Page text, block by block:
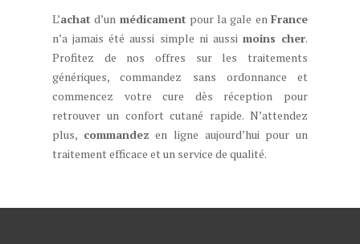
L’achat d’un médicament pour la gale enFrance
n’a jamais été aussi simple ni aussi moins cher.
Profitez de nos offres sur les traitements
génériques, commandez sans ordonnance et
commencez votre cure dès réception pour
retrouver un confort cutané rapide. N’attendez
plus, commandez en ligne aujourd’hui pour un
traitement efficace et un service de qualité.